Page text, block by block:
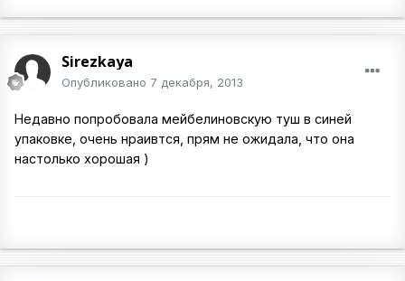
Sirezkaya
Опубликовано 7 декабря, 2013
Недавно попробовала мейбелиновскую туш в синей
упаковке, очень нраивтся, прям не ожидала, что она
настолько хорошая )